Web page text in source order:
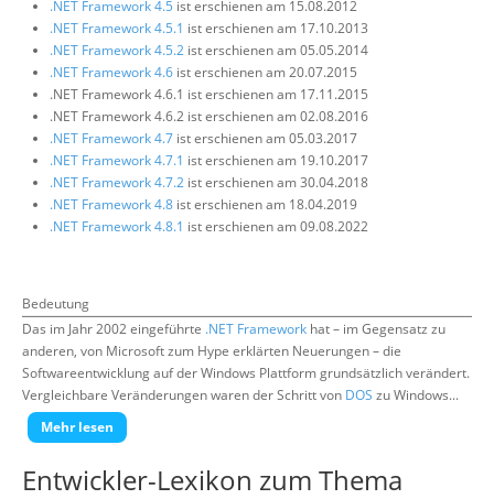
.NET Framework 4.5 ist erschienen am 15.08.2012
.NET Framework 4.5.1 ist erschienen am 17.10.2013
.NET Framework 4.5.2 ist erschienen am 05.05.2014
.NET Framework 4.6 ist erschienen am 20.07.2015
.NET Framework 4.6.1 ist erschienen am 17.11.2015
.NET Framework 4.6.2 ist erschienen am 02.08.2016
.NET Framework 4.7 ist erschienen am 05.03.2017
.NET Framework 4.7.1 ist erschienen am 19.10.2017
.NET Framework 4.7.2 ist erschienen am 30.04.2018
.NET Framework 4.8 ist erschienen am 18.04.2019
.NET Framework 4.8.1 ist erschienen am 09.08.2022
Bedeutung
Das im Jahr 2002 eingeführte .NET Framework hat – im Gegensatz zu
anderen, von Microsoft zum Hype erklärten Neuerungen – die
Softwareentwicklung auf der Windows Plattform grundsätzlich verändert.
Vergleichbare Veränderungen waren der Schritt von DOS zu Windows...
Mehr lesen
Entwickler-Lexikon zum Thema